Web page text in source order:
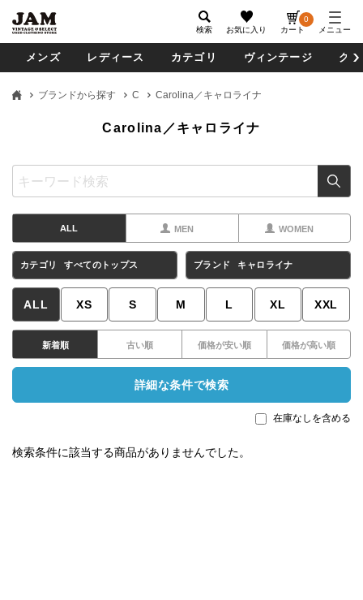
検索 お気に入り カート
0
メニュー
メンズ レディース カテゴリ ヴィンテージ グ
ブランドから探す C Carolina／キャロライナ
Carolina／キャロライナ
ALL MEN WOMEN
カテゴリ すべてのトップス ブランド キャロライナ
ALL XS S M L XL XXL
新着順 古い順 価格が安い順 価格が高い順
詳細な条件で検索
在庫なしを含める
検索条件に該当する商品がありませんでした。